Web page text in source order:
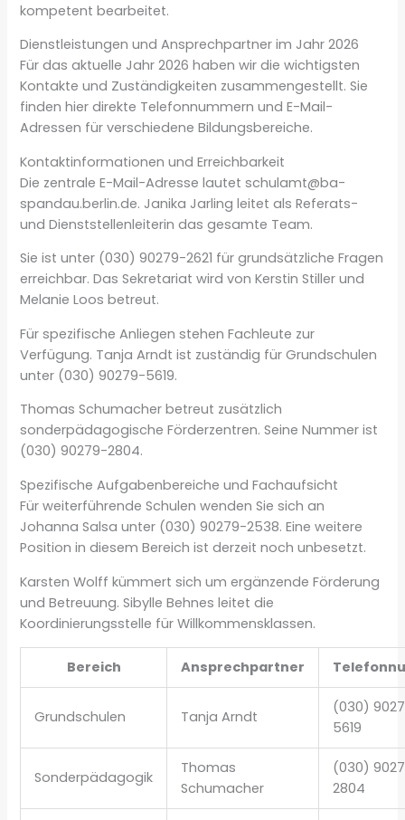
kompetent bearbeitet.
Dienstleistungen und Ansprechpartner im Jahr 2026
Für das aktuelle Jahr 2026 haben wir die wichtigsten
Kontakte und Zuständigkeiten zusammengestellt. Sie
finden hier direkte Telefonnummern und E-Mail-
Adressen für verschiedene Bildungsbereiche.
Kontaktinformationen und Erreichbarkeit
Die zentrale E-Mail-Adresse lautet schulamt@ba-
spandau.berlin.de. Janika Jarling leitet als Referats-
und Dienststellenleiterin das gesamte Team.
Sie ist unter (030) 90279-2621 für grundsätzliche Fragen
erreichbar. Das Sekretariat wird von Kerstin Stiller und
Melanie Loos betreut.
Für spezifische Anliegen stehen Fachleute zur
Verfügung. Tanja Arndt ist zuständig für Grundschulen
unter (030) 90279-5619.
Thomas Schumacher betreut zusätzlich
sonderpädagogische Förderzentren. Seine Nummer ist
(030) 90279-2804.
Spezifische Aufgabenbereiche und Fachaufsicht
Für weiterführende Schulen wenden Sie sich an
Johanna Salsa unter (030) 90279-2538. Eine weitere
Position in diesem Bereich ist derzeit noch unbesetzt.
Karsten Wolff kümmert sich um ergänzende Förderung
und Betreuung. Sibylle Behnes leitet die
Koordinierungsstelle für Willkommensklassen.
Bereich Ansprechpartner
Grundschulen Tanja Arndt
(030)
5619
Sonderpädagogik
Thomas
Schumacher
(030)
2804